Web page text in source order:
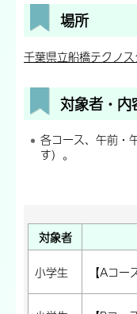
場所
千葉県立船橋テクノ
対象者・内
各コース、午前・
す）。
対象者
小学生
【Aコ